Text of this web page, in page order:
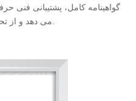
گواهینامه کامل، پشتیبانی فنی